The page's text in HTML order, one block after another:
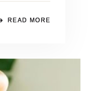
READ MORE